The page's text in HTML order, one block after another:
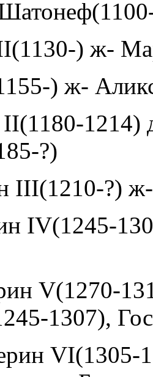
(1130-) ж-
) ж-
II(1180-1214)
?)
III(1210-?)
IV(1245-
V(1270-
1307),
VI(1305-